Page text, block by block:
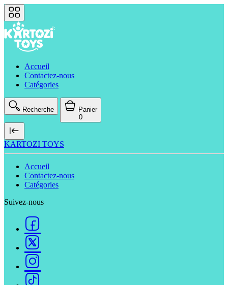
Accueil
Contactez-nous
Catégories
Recherche
Panier
0
KARTOZI TOYS
Accueil
Contactez-nous
Catégories
Suivez-nous